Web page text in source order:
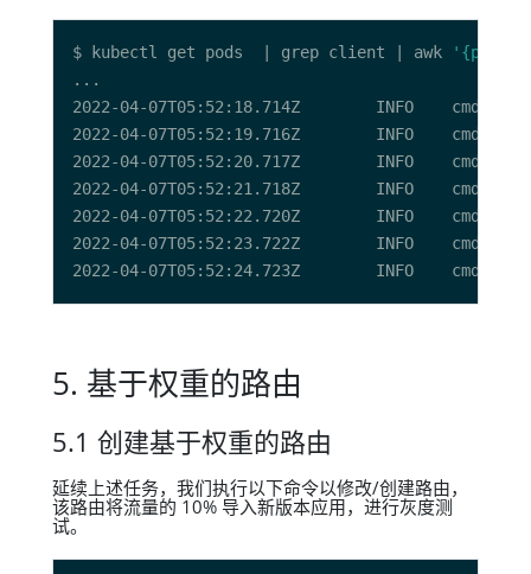
$ kubectl get pods  | grep client | awk
'{print
2022-04-07T05:52:18.714Z        INFO    cmd/
2022-04-07T05:52:19.716Z        INFO    cmd/
2022-04-07T05:52:20.717Z        INFO    cmd/
2022-04-07T05:52:21.718Z        INFO    cmd/
2022-04-07T05:52:22.720Z        INFO    cmd/
2022-04-07T05:52:23.722Z        INFO    cmd/
2022-04-07T05:52:24.723Z        INFO    cmd/
5. 基于权重的路由
5.1 创建基于权重的路由
延续上述任务，我们执行以下命令以修改/创建路由，
该路由将流量的 10% 导入新版本应用，进行灰度测
试。